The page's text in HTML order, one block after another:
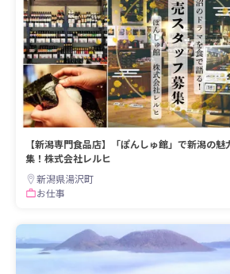
【新潟専門食品店】「ぽんしゅ館」で新潟の
集！株式会社レルヒ
新潟県湯沢町
お仕事